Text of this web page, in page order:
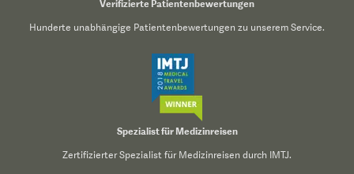
Verifizierte Patientenbewertungen
Hunderte unabhängige Patientenbewertungen zu unserem Service.
Spezialist für Medizinreisen
Zertifizierter Spezialist für Medizinreisen durch IMTJ.